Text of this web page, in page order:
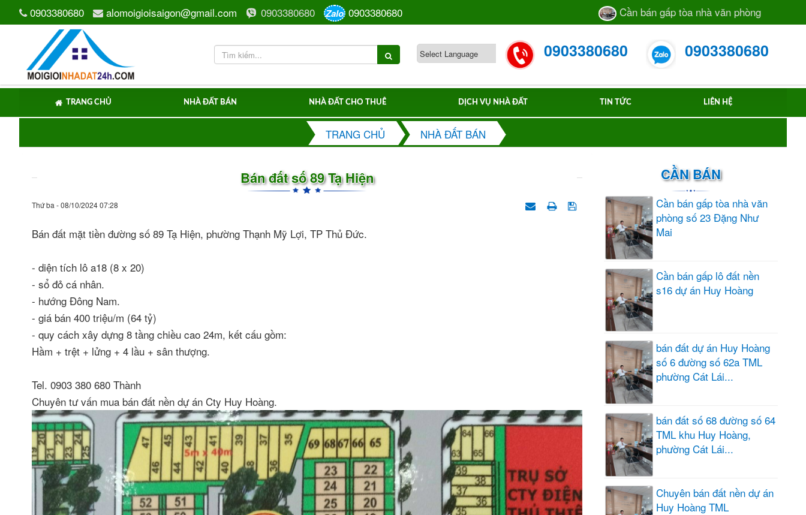
0903380680 alomoigioisaigon@gmail.com 0903380680 Zalo 0903380680 Cần bán gấp tòa nhà văn phòng số 23 Đặng Như
0903380680 0903380680
TRANG CHỦ NHÀ ĐẤT BÁN NHÀ ĐẤT CHO THUÊ DỊCH VỤ NHÀ ĐẤT TIN TỨC LIÊN HỆ
TRANG CHỦ NHÀ ĐẤT BÁN
Bán đất số 89 Tạ Hiện
Thứ ba - 08/10/2024 07:28
Bán đất mặt tiền đường số 89 Tạ Hiện, phường Thạnh Mỹ Lợi, TP Thủ Đức.
- diện tích lô a18 (8 x 20)
- sổ đỏ cá nhân.
- hướng Đông Nam.
- giá bán 400 triệu/m (64 tỷ)
- quy cách xây dựng 8 tầng chiều cao 24m, kết cấu gồm:
Hầm + trệt + lửng + 4 lầu + sân thượng.
Tel. 0903 380 680 Thành
Chuyên tư vấn mua bán đất nền dự án Cty Huy Hoàng.
CẦN BÁN
Cần bán gấp tòa nhà văn
phòng số 23 Đặng Như
Mai
Cần bán gấp lô đất nền
s16 dự án Huy Hoàng
bán đất dự án Huy Hoàng
số 6 đường số 62a TML
phường Cát Lái...
bán đất số 68 đường số 64
TML khu Huy Hoàng,
phường Cát Lái...
Chuyên bán đất nền dự án
Huy Hoàng TML